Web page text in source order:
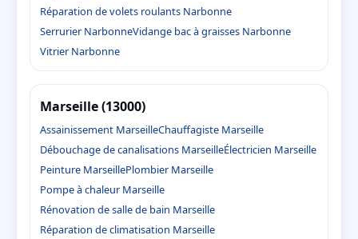
Réparation de volets roulants Narbonne
Serrurier NarbonneVidange bac à graisses Narbonne
Vitrier Narbonne
Marseille (13000)
Assainissement MarseilleChauffagiste Marseille
Débouchage de canalisations MarseilleÉlectricien Marseille
Peinture MarseillePlombier Marseille
Pompe à chaleur Marseille
Rénovation de salle de bain Marseille
Réparation de climatisation Marseille